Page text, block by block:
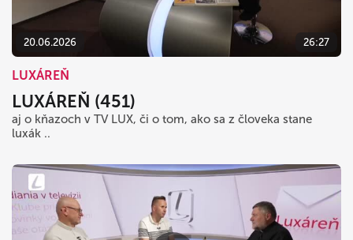
20.06.2026 26:27
LUXÁREŇ
LUXÁREŇ (451)
aj o kňazoch v TV LUX, či o tom, ako sa z človeka stane
luxák ..